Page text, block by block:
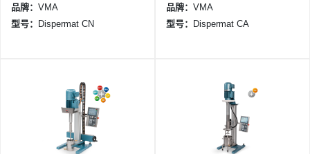
品牌： VMA
型号：
Dispermat CN
品牌： VMA
型号：
Dispermat CA